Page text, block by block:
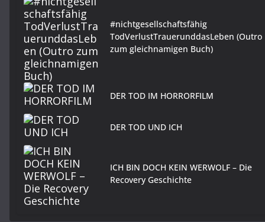
#nichtgesellschaftsfähig
TodVerlustTrauerunddasLeben (Outro
zum gleichnamigen Buch)
DER TOD IM HORRORFILM
DER TOD UND ICH
ICH BIN DOCH KEIN WERWOLF – Die
Recovery Geschichte